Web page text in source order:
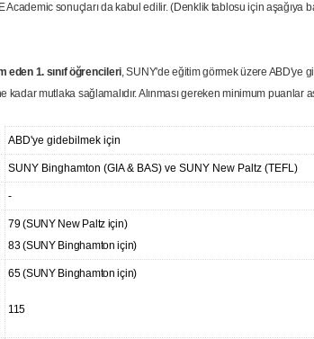
Academic sonuçları da kabul edilir. (Denklik tablosu için aşağıya
eden 1. sınıf öğrencileri, SUNY'de eğitim görmek üzere ABD'ye
mutlaka sağlamalıdır. Alınması gereken minimum puanlar
ABD'ye gidebilmek için
SUNY Binghamton (GIA & BAS) ve SUNY New Paltz (TEFL)
-
79 (SUNY New Paltz için)
83 (SUNY Binghamton için)
65 (SUNY Binghamton için)
115